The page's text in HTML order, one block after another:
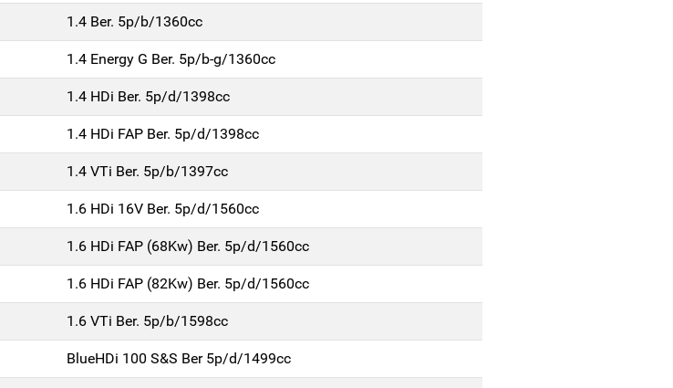
1.4 Ber. 5p/b/1360cc
1.4 Energy G Ber. 5p/b-g/1360cc
1.4 HDi Ber. 5p/d/1398cc
1.4 HDi FAP Ber. 5p/d/1398cc
1.4 VTi Ber. 5p/b/1397cc
1.6 HDi 16V Ber. 5p/d/1560cc
1.6 HDi FAP (68Kw) Ber. 5p/d/1560cc
1.6 HDi FAP (82Kw) Ber. 5p/d/1560cc
1.6 VTi Ber. 5p/b/1598cc
BlueHDi 100 S&S Ber 5p/d/1499cc